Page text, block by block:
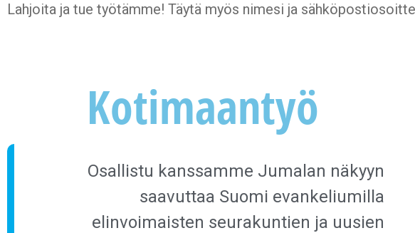
Lahjoita ja tue työtämme! Täytä myös nimesi ja
Kotimaantyö
Osallistu kanssamme Jumalan näkyyn
saavuttaa Suomi evankeliumilla
elinvoimaisten seurakuntien ja uusien